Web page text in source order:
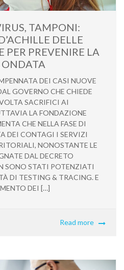
TAMPONI:
DELLE
PER PREVENIRE LA
DEI CASI NUOVE
GOVERNO CHE CHIEDE
SACRIFICI AI
LA FONDAZIONE
CHE NELLA FASE DI
DEI CONTAGI I SERVIZI
NONOSTANTE LE
DAL DECRETO
SONO STATI POTENZIATI
DI TESTING & TRACING. E
DEI […]
Read more